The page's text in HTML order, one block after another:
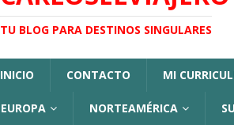
TU BLOG PARA DESTINOS SINGULARES
INICIO CONTACTO MI
EUROPA NORTEAMÉRICA